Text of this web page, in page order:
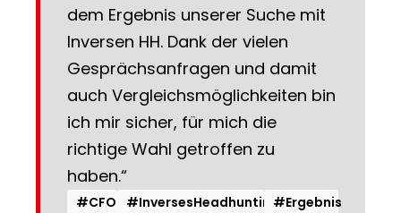
dem Ergebnis unserer Suche mit
Inversen HH. Dank der vielen
Gesprächsanfragen und damit
auch Vergleichsmöglichkeiten bin
ich mir sicher, für mich die
richtige Wahl getroffen zu
haben.“
#CFO #InversesHeadhunting#Ergebnis